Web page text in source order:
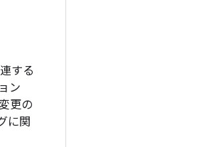
する
ン
更の
に関